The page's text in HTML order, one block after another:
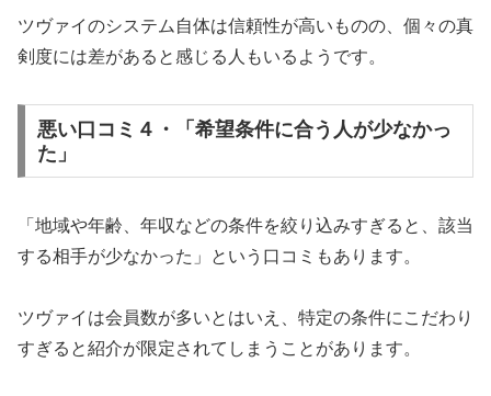
ツヴァイのシステム自体は信頼性が高いものの、個々の真
剣度には差があると感じる人もいるようです。
悪い口コミ４・「希望条件に合う人が少なかっ
た」
「地域や年齢、年収などの条件を絞り込みすぎると、該当
する相手が少なかった」という口コミもあります。
ツヴァイは会員数が多いとはいえ、特定の条件にこだわり
すぎると紹介が限定されてしまうことがあります。